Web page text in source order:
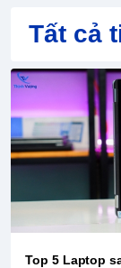
Tất cả
Top 5 Laptop